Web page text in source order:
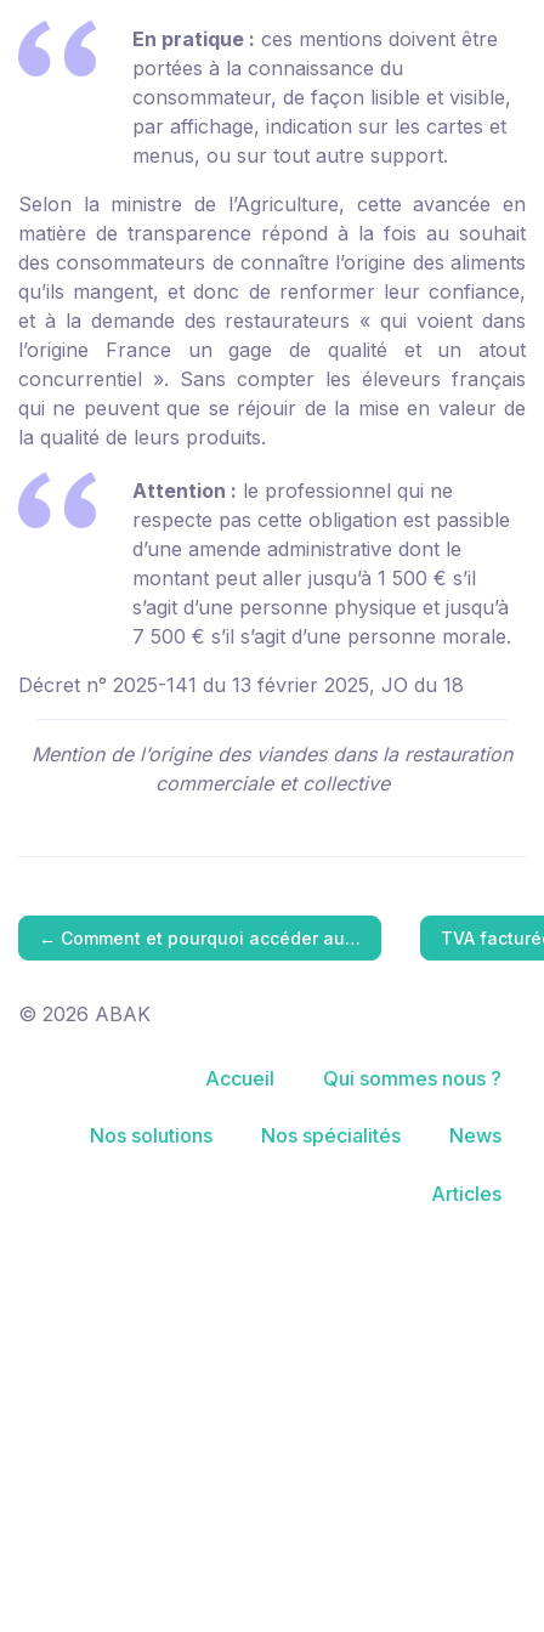
En pratique : ces mentions doivent être
portées à la connaissance du
consommateur, de façon lisible et visible,
par affichage, indication sur les cartes et
menus, ou sur tout autre support.
Selon la ministre de l’Agriculture, cette avancée en
matière de transparence répond à la fois au souhait
des consommateurs de connaître l’origine des aliments
qu’ils mangent, et donc de renformer leur confiance,
et à la demande des restaurateurs « qui voient dans
l’origine France un gage de qualité et un atout
concurrentiel ». Sans compter les éleveurs français
qui ne peuvent que se réjouir de la mise en valeur de
la qualité de leurs produits.
Attention : le professionnel qui ne
respecte pas cette obligation est passible
d’une amende administrative dont le
montant peut aller jusqu’à 1 500 € s’il
s’agit d’une personne physique et jusqu’à
7 500 € s’il s’agit d’une personne morale.
Décret n° 2025-141 du 13 février 2025, JO du 18
Mention de l’origine des viandes dans la restauration
commerciale et collective
← Comment et pourquoi accéder au… TVA
© 2026 ABAK
Accueil Qui sommes nous ?
Nos solutions Nos spécialités News
Articles